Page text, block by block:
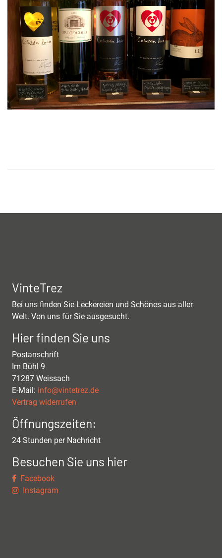
VinteTrez
Bei uns finden Sie Leckereien und Schönes aus aller
Welt. Von uns für Sie ausgesucht.
Hier finden Sie uns
Postanschrift
Im Bühl 9
71287 Weissach
E-Mail: info@vintetrez.de
Vertrag widerrufen
Öffnungszeiten:
24 Stunden per Nachricht
Besuchen Sie uns hier
Facebook
Instagram